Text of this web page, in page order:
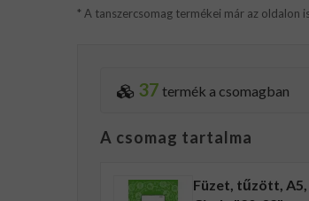
* A tanszercsomag termékei már az
37 termék a csomagban
A csomag tartalma
Füzet, tűzött, A5,